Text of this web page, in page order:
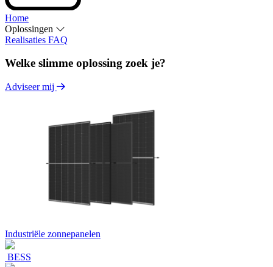
Home
Oplossingen
Realisaties FAQ
Welke slimme oplossing zoek je?
Adviseer mij
Industriële zonnepanelen
BESS